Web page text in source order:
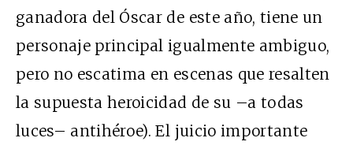
ganadora del Óscar de este año, tiene un
personaje principal igualmente ambiguo,
pero no escatima en escenas que resalten
la supuesta heroicidad de su –a todas
luces– antihéroe). El juicio importante